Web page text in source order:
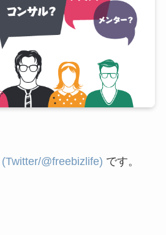
(Twitter/@freebizlife) です。